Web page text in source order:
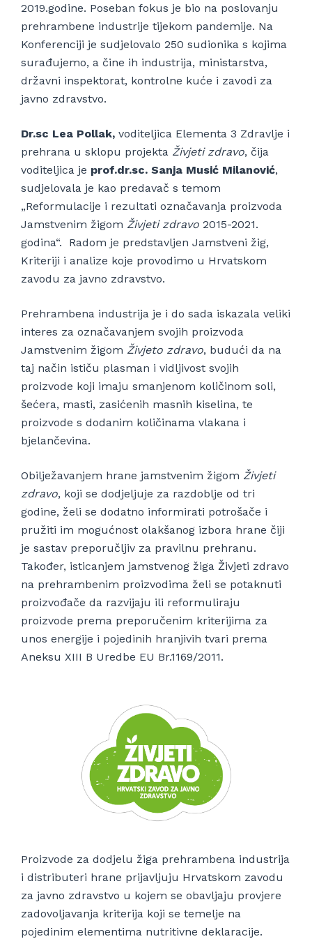
2019.godine. Poseban fokus je bio na poslovanju
prehrambene industrije tijekom pandemije. Na
Konferenciji je sudjelovalo 250 sudionika s kojima
surađujemo, a čine ih industrija, ministarstva,
državni inspektorat, kontrolne kuće i zavodi za
javno zdravstvo.
Dr.sc Lea Pollak, voditeljica Elementa 3 Zdravlje i
prehrana u sklopu projekta Živjeti zdravo, čija
voditeljica je prof.dr.sc. Sanja Musić Milanović,
sudjelovala je kao predavač s temom
„Reformulacije i rezultati označavanja proizvoda
Jamstvenim žigom Živjeti zdravo 2015-2021.
godina“. Radom je predstavljen Jamstveni žig,
Kriteriji i analize koje provodimo u Hrvatskom
zavodu za javno zdravstvo.
Prehrambena industrija je i do sada iskazala veliki
interes za označavanjem svojih proizvoda
Jamstvenim žigom Živjeto zdravo, budući da na
taj način ističu plasman i vidljivost svojih
proizvode koji imaju smanjenom količinom soli,
šećera, masti, zasićenih masnih kiselina, te
proizvode s dodanim količinama vlakana i
bjelančevina.
Obilježavanjem hrane jamstvenim žigom Živjeti
zdravo, koji se dodjeljuje za razdoblje od tri
godine, želi se dodatno informirati potrošače i
pružiti im mogućnost olakšanog izbora hrane čiji
je sastav preporučljiv za pravilnu prehranu.
Također, isticanjem jamstvenog žiga Živjeti zdravo
na prehrambenim proizvodima želi se potaknuti
proizvođače da razvijaju ili reformuliraju
proizvode prema preporučenim kriterijima za
unos energije i pojedinih hranjivih tvari prema
Aneksu XIII B Uredbe EU Br.1169/2011.
Proizvode za dodjelu žiga prehrambena industrija
i distributeri hrane prijavljuju Hrvatskom zavodu
za javno zdravstvo u kojem se obavljaju provjere
zadovoljavanja kriterija koji se temelje na
pojedinim elementima nutritivne deklaracije.